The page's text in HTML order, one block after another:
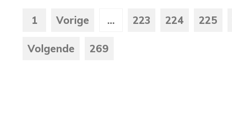
1 Vorige ... 223 224 225
Volgende 269